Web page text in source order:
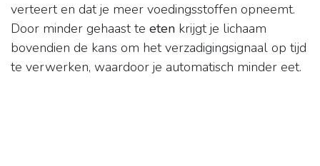
verteert en dat je meer voedingsstoffen opneemt.
Door minder gehaast te eten krijgt je lichaam
bovendien de kans om het verzadigingsignaal op tijd
te verwerken, waardoor je automatisch minder eet.